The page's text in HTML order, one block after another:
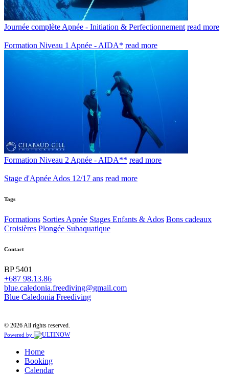
Journée complète Apnée - Initiation & Perfectionnement read more
Formation Niveau 1 Apnée - AIDA* read more
Formation Niveau 2 Apnée - AIDA** read more
Stage d'Apnée Ados 12/17 ans read more
Tags
Formations Sorties Apnée Stages Enfants & Ados Bons cadeaux
Croisières Plongée Subaquatique
Contact
BP 5401
+687 98.13.86
blue.caledonia.freediving@gmail.com
Blue Caledonia Freediving
© 2026 All rights reserved.
Powered by
Home
Booking
Calendar